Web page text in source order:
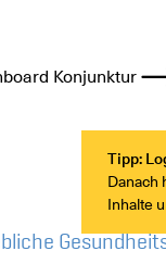
Konjunktur
Tipp:
Danach
Inhalte